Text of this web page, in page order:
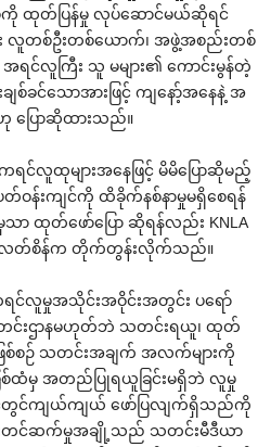
ခုကို ထုတ်ပြန်မှု လုပ်‌ဆောင်မယ်ဆိုရင်
း လူတစ်ဦးတစ်‌ယောက်၊ အဖွဲ့အစည်းတစ်
င်လူကြီး သူ မများ၏ ‌ကောင်းမွန်တဲ့
စ်ခင်‌သောအားဖြင့် ကျ‌နော့်အ‌နေနဲ့ အ
ပြောဆိုထားသည်။
လူထုများအ‌နေဖြင့် မိမိ‌ပြောဆိုမည့်
တ်ဝန်းကျင်ကို ထိခိုက်နစ်နာမှုမရှိ‌စေရန်
မှသာ ထုတ်‌ဖော်‌ပြော ဆိုရန်လည်း KNLA
ာပိလတ်စိန်က တိုက်တွန်းလိုက်သည်။
လူမှုအသိုင်းအဝိုင်းအတွင်း ပ‌ရော်
တင်းဌာနမဟုတ်ဘဲ သတင်းရယူ၊ ထုတ်
စ်စဉ် သတင်းအချက် အလက်များကို
ထံမှ အတည်ပြုရယူခြင်းမရှိဘဲ လူမှု
တွင်ကျယ်ကျယ် ‌ဖော်ပြလျက်ရှိသည်ကို
တင်ဆက်မှုအချို့သည် သတင်းမီဒီယာ